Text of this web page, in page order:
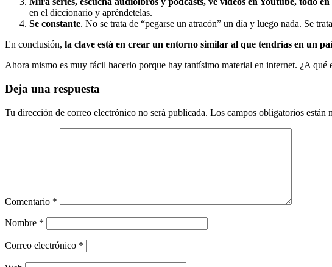
en el diccionario y apréndetelas.
Se constante. No se trata de “pegarse un atracón” un día y luego nada. Se
En conclusión, la clave está en crear un entorno similar al que tendrías en un
Ahora mismo es muy fácil hacerlo porque hay tantísimo material en internet. ¿A qué
Deja una respuesta
Tu dirección de correo electrónico no será publicada. Los campos obligatorios están
Comentario *
Nombre *
Correo electrónico *